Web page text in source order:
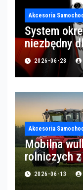
Akcesoria
System
niezbędny
Trucks w
2026-06-28
Akcesoria
Mobilna
rolniczych
opon w
2026-06-13